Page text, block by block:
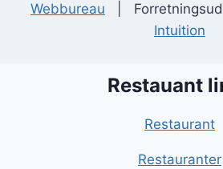
Webbureau |
Intuition
Restauant
Restaurant
Restauranter